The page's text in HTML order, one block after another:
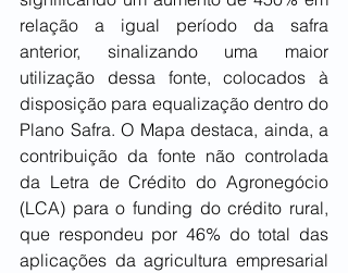
relação a igual período da safra
anterior, sinalizando uma maior
utilização dessa fonte, colocados à
disposição para equalização dentro do
Plano Safra. O Mapa destaca, ainda, a
contribuição da fonte não controlada
da Letra de Crédito do Agronegócio
(LCA) para o funding do crédito rural,
que respondeu por 46% do total das
aplicações da agricultura empresarial